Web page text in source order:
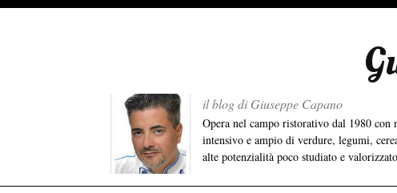
il blog di Giuseppe Capano
Opera nel campo ristorativo dal 1980 con
intensivo e ampio di verdure, legumi,
alte potenzialità poco studiato e